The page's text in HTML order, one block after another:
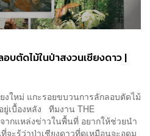
บตัดไม้ในป่าสงวนเชียงดาว |
งใหม่ แกะรอยขบวนการลักลอบตัดไม้
เบื้องหลัง ทีมงาน THE
ากแหล่งข่าวในพื้นที่ อยากให้ช่วยนำ
จะรู้ว่าป่าเชียงดาวที่ดูเหมือนจะอุดม